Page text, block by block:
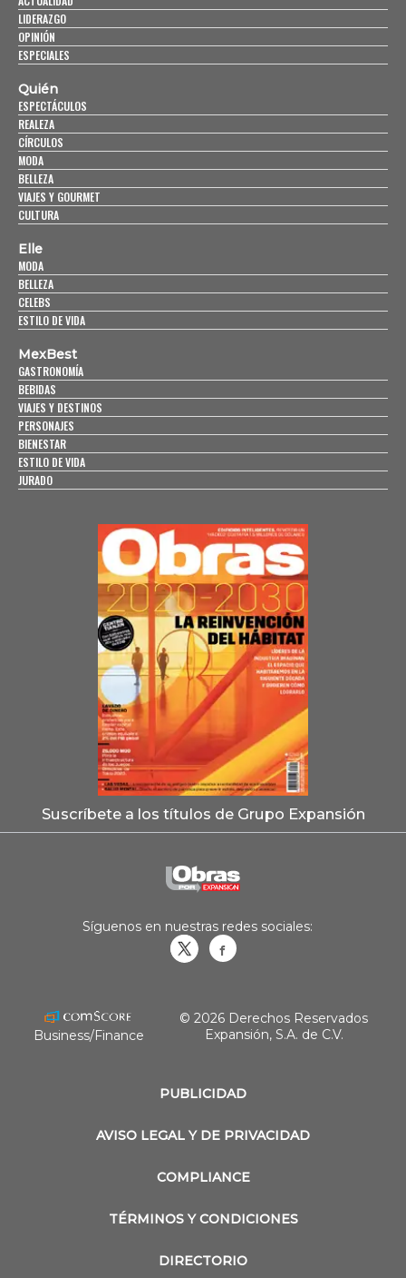
LIDERAZGO
OPINIÓN
ESPECIALES
Quién
ESPECTÁCULOS
REALEZA
CÍRCULOS
MODA
BELLEZA
VIAJES Y GOURMET
CULTURA
Elle
MODA
BELLEZA
CELEBS
ESTILO DE VIDA
MexBest
GASTRONOMÍA
BEBIDAS
VIAJES Y DESTINOS
PERSONAJES
BIENESTAR
ESTILO DE VIDA
JURADO
Suscríbete a los títulos de Grupo Expansión
PUBLICIDAD
AVISO LEGAL Y DE PRIVACIDAD
COMPLIANCE
TÉRMINOS Y CONDICIONES
DIRECTORIO
Síguenos en nuestras redes sociales:
Business/Finance
© 2026 Derechos Reservados
Expansión, S.A. de C.V.